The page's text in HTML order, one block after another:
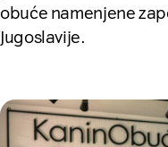
obuće namenjene
Jugoslavije.